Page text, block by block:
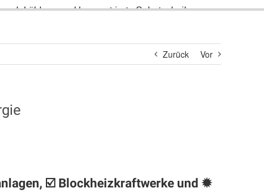
Zurück Vor
☑️ Blockheizkraftwerke und ✹